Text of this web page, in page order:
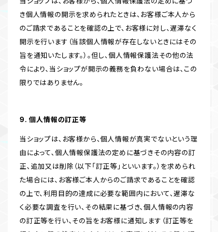
き個人情報の開示を求められたときは、お客様ご本人から
のご請求であることを確認の上で、お客様に対し、遅滞なく
開示を行います（当該個人情報が存在しないときにはその
旨を通知いたします。）。但し、個人情報保護法その他の法
令により、当ショップが開示の義務を負わない場合は、この
限りではありません。
9. 個人情報の訂正等
当ショップは、お客様から、個人情報が真実でないという理
由によって、個人情報保護法の定めに基づきその内容の訂
正、追加又は削除（以下「訂正等」といいます。）を求められ
た場合には、お客様ご本人からのご請求であることを確認
の上で、利用目的の達成に必要な範囲内において、遅滞な
く必要な調査を行い、その結果に基づき、個人情報の内容
の訂正等を行い、その旨をお客様に通知します（訂正等を